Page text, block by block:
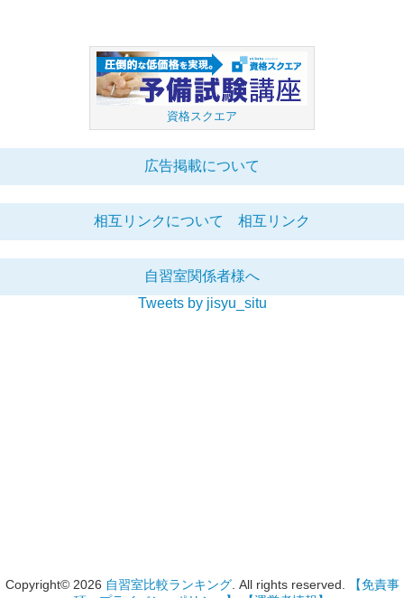
資格スクエア
広告掲載について
相互リンクについて 相互リンク
自習室関係者様へ
Tweets by jisyu_situ
Copyright© 2026 自習室比較ランキング. All rights reserved.
【免責事